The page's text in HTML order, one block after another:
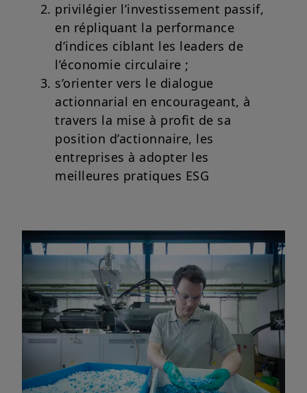
privilégier l’investissement passif,
en répliquant la performance
d’indices ciblant les leaders de
l’économie circulaire ;
s’orienter vers le dialogue
actionnarial en encourageant, à
travers la mise à profit de sa
position d’actionnaire, les
entreprises à adopter les
meilleures pratiques ESG